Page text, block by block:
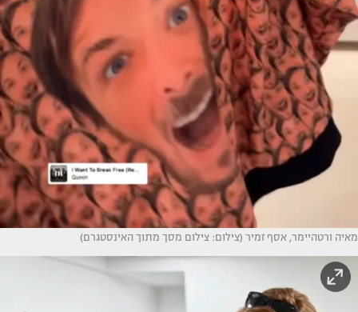
מאיה ורטהיימר, אסף זמיר (צילום: צילום מסך מתוך האינסטגרם)